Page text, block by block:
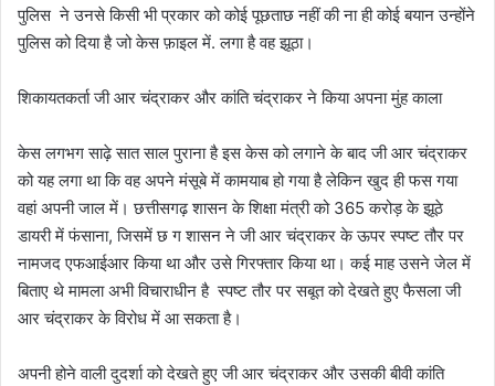
पुलिस ने उनसे किसी भी प्रकार को कोई पूछताछ नहीं की ना ही कोई बयान उन्होंने
पुलिस को दिया है जो केस फ़ाइल में. लगा है वह झूठा।
शिकायतकर्ता जी आर चंद्राकर और कांति चंद्राकर ने किया अपना मुंह काला
केस लगभग साढ़े सात साल पुराना है इस केस को लगाने के बाद जी आर चंद्राकर
को यह लगा था कि वह अपने मंसूबे में कामयाब हो गया है लेकिन खुद ही फस गया
वहां अपनी जाल में। छत्तीसगढ़ शासन के शिक्षा मंत्री को 365 करोड़ के झूठे
डायरी में फंसाना, जिसमें छ ग शासन ने जी आर चंद्राकर के ऊपर स्पष्ट तौर पर
नामजद एफआईआर किया था और उसे गिरफ्तार किया था। कई माह उसने जेल में
बिताए थे मामला अभी विचाराधीन है स्पष्ट तौर पर सबूत को देखते हुए फैसला जी
आर चंद्राकर के विरोध में आ सकता है।
अपनी होने वाली दुदर्शा को देखते हुए जी आर चंद्राकर और उसकी बीवी कांति